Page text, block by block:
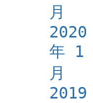
月
2020
年 1
月
2019